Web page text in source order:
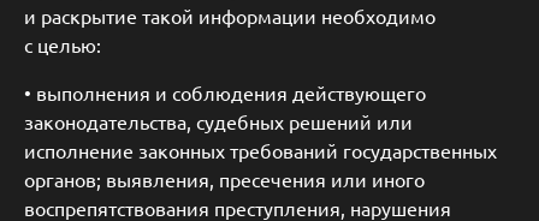
и раскрытие такой информации необходимо
с целью:
• выполнения и соблюдения действующего
законодательства, судебных решений или
исполнение законных требований государственных
органов; выявления, пресечения или иного
воспрепятствования преступления, нарушения